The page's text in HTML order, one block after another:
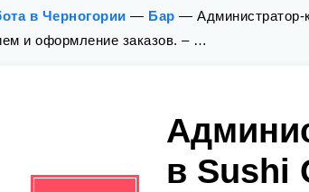
в Черногории — Бар —
и оформление заказов. – …
в Sushi